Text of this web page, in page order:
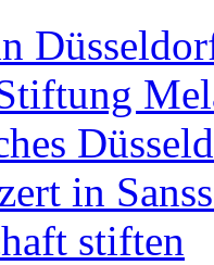
in
stiften